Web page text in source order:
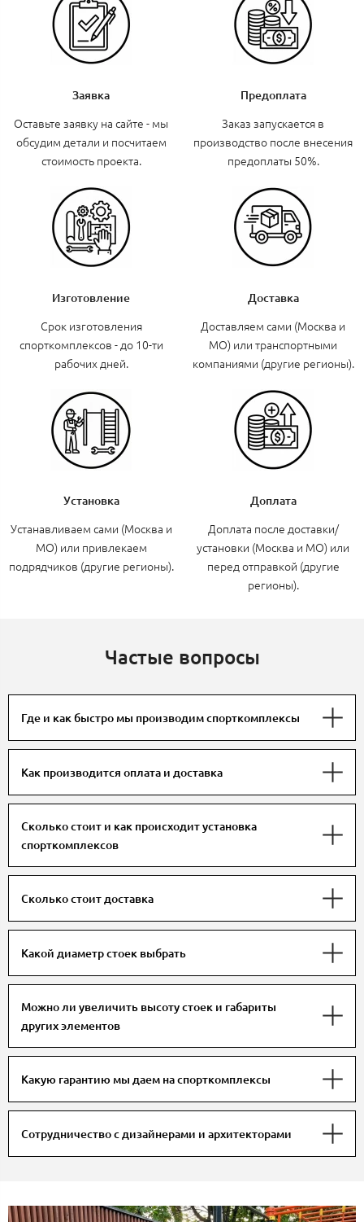
Заявка
Оставьте заявку на сайте - мы
обсудим детали и посчитаем
стоимость проекта.
Предоплата
Заказ запускается в
производство после внесения
предоплаты 50%.
Изготовление
Срок изготовления
спорткомплексов - до 10-ти
рабочих дней.
Доставка
Доставляем сами (Москва и
МО) или транспортными
компаниями (другие регионы).
Установка
Устанавливаем сами (Москва и
МО) или привлекаем
подрядчиков (другие регионы).
Доплата
Доплата после доставки/
установки (Москва и МО) или
перед отправкой (другие
регионы).
Частые вопросы
Где и как быстро мы производим спорткомплексы
Как производится оплата и доставка
Сколько стоит и как происходит установка
спорткомплексов
Сколько стоит доставка
Какой диаметр стоек выбрать
Можно ли увеличить высоту стоек и габариты
других элементов
Какую гарантию мы даем на спорткомплексы
Сотрудничество с дизайнерами и архитекторами